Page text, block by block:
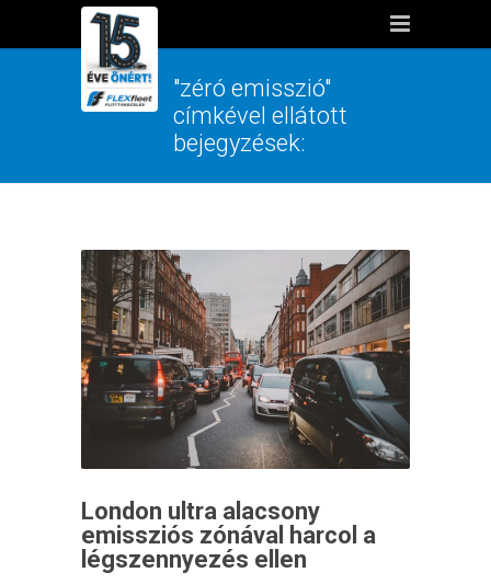
"zéró emisszió"
címkével ellátott
bejegyzések:
London ultra alacsony
emissziós zónával harcol a
légszennyezés ellen